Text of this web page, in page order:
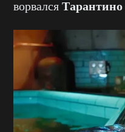
ворвалсяТарантино